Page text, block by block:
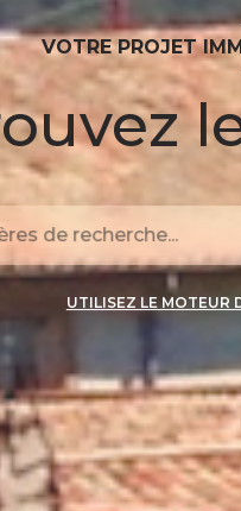
VOTRE PROJET
UTILISEZ LE MOTEUR